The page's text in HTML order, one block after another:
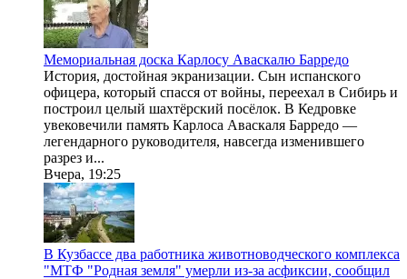
Мемориальная доска Карлосу Аваскалю Барредо
История, достойная экранизации. Сын испанского
офицера, который спасся от войны, переехал в Сибирь и
построил целый шахтёрский посёлок. В Кедровке
увековечили память Карлоса Аваскаля Барредо —
легендарного руководителя, навсегда изменившего
разрез и...
Вчера, 19:25
В Кузбассе два работника животноводческого комплекса
"МТФ "Родная земля" умерли из-за асфиксии, сообщил